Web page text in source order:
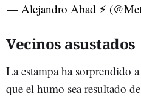
— Alejandro Abad ⚡
Vecinos asustados
La estampa ha sorprendido
que el humo sea resultado